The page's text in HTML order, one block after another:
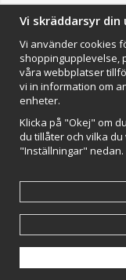
VAMOS Commerce AB
Organisationsnummer:
Drift &
Vi skräddarsyr din
Vi använder cookies
shoppingupplevelse,
våra webbplatser
vi in information om
enheter.
Klicka på "Okej" om
du tillåter och vilka
"Inställningar" nedan.